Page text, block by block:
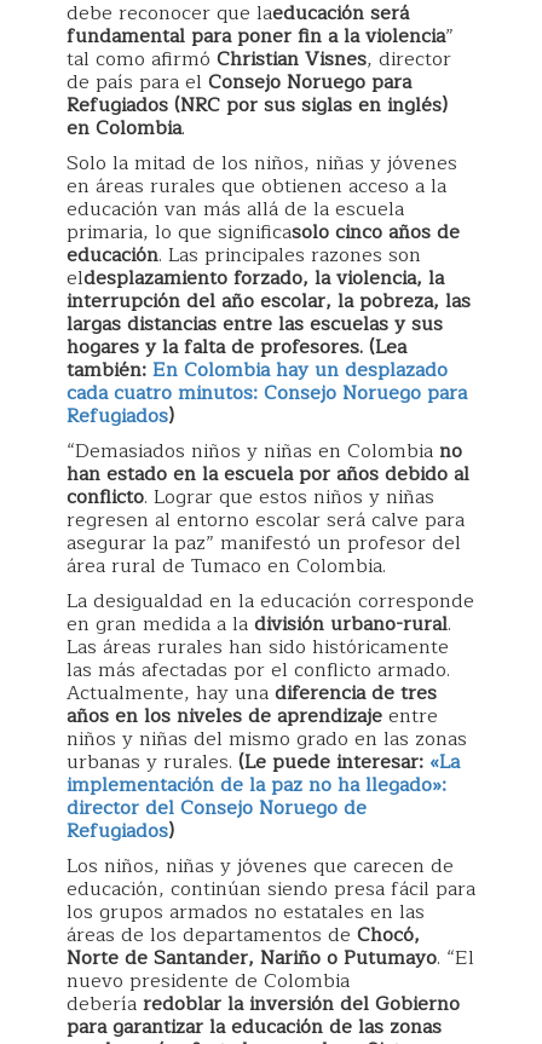
debe reconocer que laeducación será
fundamental para poner fin a la violencia”
tal como afirmó Christian Visnes, director
de país para el Consejo Noruego para
Refugiados (NRC por sus siglas en inglés)
en Colombia.
Solo la mitad de los niños, niñas y jóvenes
en áreas rurales que obtienen acceso a la
educación van más allá de la escuela
primaria, lo que significasolo cinco años de
educación. Las principales razones son
eldesplazamiento forzado, la violencia, la
interrupción del año escolar, la pobreza, las
largas distancias entre las escuelas y sus
hogares y la falta de profesores. (Lea
también:En Colombia hay un desplazado
cada cuatro minutos: Consejo Noruego para
Refugiados)
“Demasiados niños y niñas en Colombiano
han estado en la escuela por años debido al
conflicto. Lograr que estos niños y niñas
regresen al entorno escolar será calve para
asegurar la paz” manifestó un profesor del
área rural de Tumaco en Colombia.
La desigualdad en la educación corresponde
en gran medida a ladivisión urbano-rural.
Las áreas rurales han sido históricamente
las más afectadas por el conflicto armado.
Actualmente, hay unadiferencia de tres
años en los niveles de aprendizajeentre
niños y niñas del mismo grado en las zonas
urbanas y rurales. (Le puede interesar: «La
implementación de la paz no ha llegado»:
director del Consejo Noruego de
Refugiados)
Los niños, niñas y jóvenes que carecen de
educación, continúan siendo presa fácil para
los grupos armados no estatales en las
áreas de los departamentos de Chocó,
Norte de Santander, Nariño o Putumayo. “El
nuevo presidente de Colombia
deberíaredoblar la inversión del Gobierno
para garantizar la educación de las zonas